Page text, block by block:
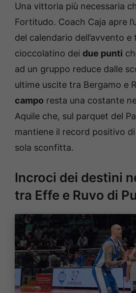
Una vittoria più necessaria
Fortitudo. Coach Caja apre
del calendario dell’avvento e
cioccolatino dei due punti
ad un gruppo reduce dalle
ultime uscite tra Bergamo e
campo resta una costante
Aquile che, sul parquet del
mantiene il record positivo
sola sconfitta.
Incroci dei destini
tra Effe e Ruvo di